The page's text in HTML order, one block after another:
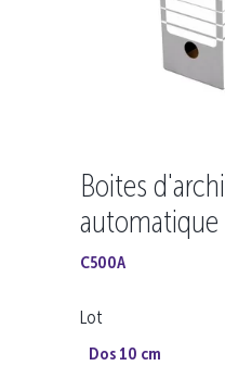
Boites
automatique
C500A
Lot